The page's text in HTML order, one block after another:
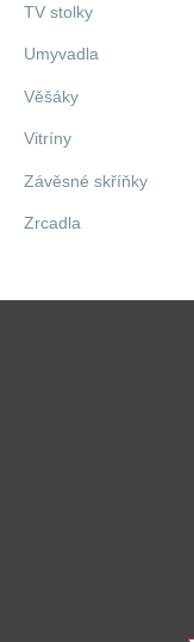
TV stolky
Umyvadla
Věšáky
Vitríny
Závěsné skříňky
Zrcadla